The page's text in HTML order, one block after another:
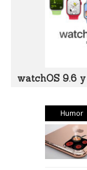
watchOS 9.6
Humor